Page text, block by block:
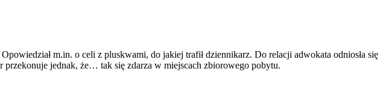
m.in. o celi z pluskwami, do jakiej trafił dziennikarz. Do relacji adwokata odniosła się
jednak, że… tak się zdarza w miejscach zbiorowego pobytu.